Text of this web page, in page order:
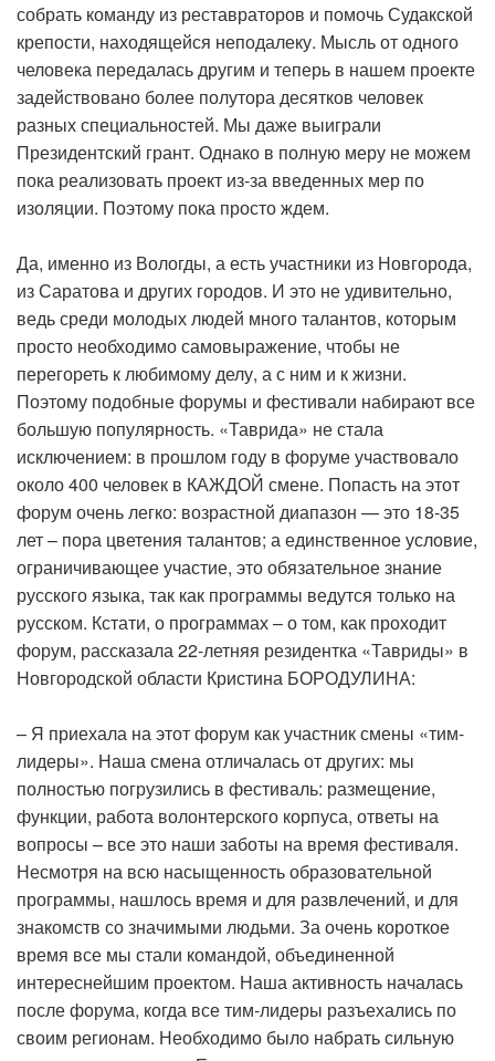
собрать команду из реставраторов и помочь Судакской
крепости, находящейся неподалеку. Мысль от одного
человека передалась другим и теперь в нашем проекте
задействовано более полутора десятков человек
разных специальностей. Мы даже выиграли
Президентский грант. Однако в полную меру не можем
пока реализовать проект из-за введенных мер по
изоляции. Поэтому пока просто ждем.
Да, именно из Вологды, а есть участники из Новгорода,
из Саратова и других городов. И это не удивительно,
ведь среди молодых людей много талантов, которым
просто необходимо самовыражение, чтобы не
перегореть к любимому делу, а с ним и к жизни.
Поэтому подобные форумы и фестивали набирают все
большую популярность. «Таврида» не стала
исключением: в прошлом году в форуме участвовало
около 400 человек в КАЖДОЙ смене. Попасть на этот
форум очень легко: возрастной диапазон — это 18-35
лет – пора цветения талантов; а единственное условие,
ограничивающее участие, это обязательное знание
русского языка, так как программы ведутся только на
русском. Кстати, о программах – о том, как проходит
форум, рассказала 22-летняя резидентка «Тавриды» в
Новгородской области Кристина БОРОДУЛИНА:
– Я приехала на этот форум как участник смены «тим-
лидеры». Наша смена отличалась от других: мы
полностью погрузились в фестиваль: размещение,
функции, работа волонтерского корпуса, ответы на
вопросы – все это наши заботы на время фестиваля.
Несмотря на всю насыщенность образовательной
программы, нашлось время и для развлечений, и для
знакомств со значимыми людьми. За очень короткое
время все мы стали командой, объединенной
интереснейшим проектом. Наша активность началась
после форума, когда все тим-лидеры разъехались по
своим регионам. Необходимо было набрать сильную